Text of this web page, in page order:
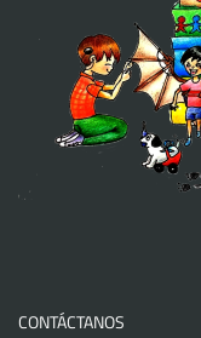
CONTÁCTANOS